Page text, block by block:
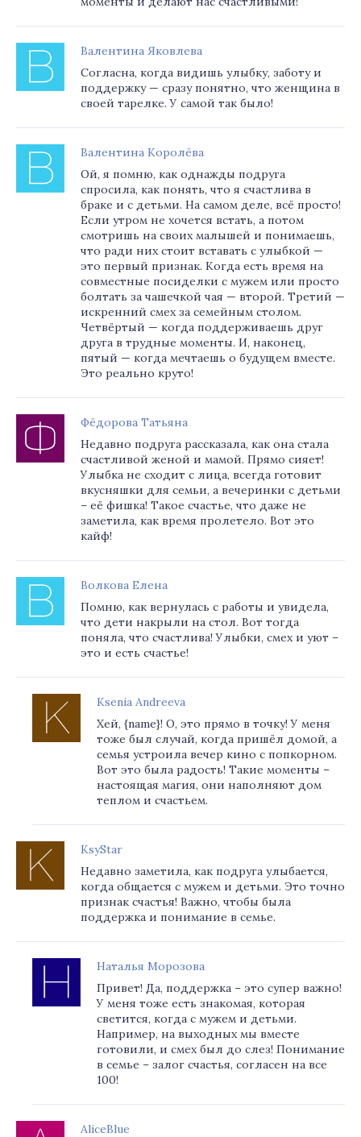
Валентина Яковлева
Согласна, когда видишь улыбку, заботу и
поддержку — сразу понятно, что женщина в
своей тарелке. У самой так было!
Валентина Королёва
Ой, я помню, как однажды подруга
спросила, как понять, что я счастлива в
браке и с детьми. На самом деле, всё просто!
Если утром не хочется встать, а потом
смотришь на своих малышей и понимаешь,
что ради них стоит вставать с улыбкой —
это первый признак. Когда есть время на
совместные посиделки с мужем или просто
болтать за чашечкой чая — второй. Третий —
искренний смех за семейным столом.
Четвёртый — когда поддерживаешь друг
друга в трудные моменты. И, наконец,
пятый — когда мечтаешь о будущем вместе.
Это реально круто!
Фёдорова Татьяна
Недавно подруга рассказала, как она стала
счастливой женой и мамой. Прямо сияет!
Улыбка не сходит с лица, всегда готовит
вкусняшки для семьи, а вечеринки с детьми
– её фишка! Такое счастье, что даже не
заметила, как время пролетело. Вот это
кайф!
Волкова Елена
Помню, как вернулась с работы и увидела,
что дети накрыли на стол. Вот тогда
поняла, что счастлива! Улыбки, смех и уют –
это и есть счастье!
Ksenia Andreeva
Хей, {name}! О, это прямо в точку! У меня
тоже был случай, когда пришёл домой, а
семья устроила вечер кино с попкорном.
Вот это была радость! Такие моменты –
настоящая магия, они наполняют дом
теплом и счастьем.
KsyStar
Недавно заметила, как подруга улыбается,
когда общается с мужем и детьми. Это точно
признак счастья! Важно, чтобы была
поддержка и понимание в семье.
Наталья Морозова
Привет! Да, поддержка – это супер важно!
У меня тоже есть знакомая, которая
светится, когда с мужем и детьми.
Например, на выходных мы вместе
готовили, и смех был до слез! Понимание
в семье – залог счастья, согласен на все
100!
AliceBlue